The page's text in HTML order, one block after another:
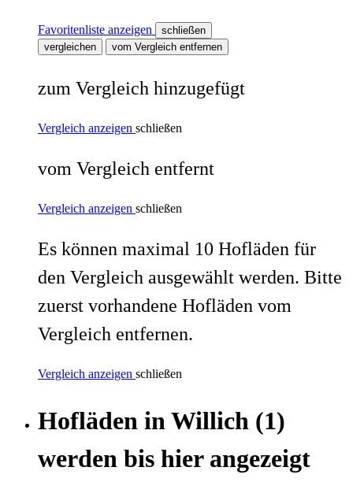
Favoritenliste anzeigen
schließen
vergleichen
vom Vergleich entfernen
zum Vergleich hinzugefügt
Vergleich anzeigen schließen
vom Vergleich entfernt
Vergleich anzeigen schließen
Es können maximal 10 Hofläden für
den Vergleich ausgewählt werden. Bitte
zuerst vorhandene Hofläden vom
Vergleich entfernen.
Vergleich anzeigen schließen
Hofläden in Willich (1)
werden bis hierangezeigt